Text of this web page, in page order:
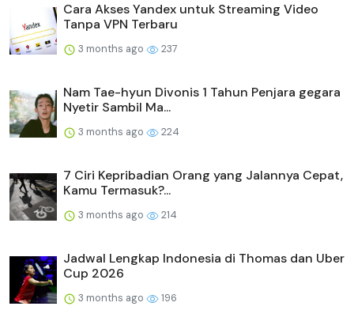
Cara Akses Yandex untuk Streaming Video
Tanpa VPN Terbaru
3 months ago 237
Nam Tae-hyun Divonis 1 Tahun Penjara gegara
Nyetir Sambil Ma...
3 months ago 224
7 Ciri Kepribadian Orang yang Jalannya Cepat,
Kamu Termasuk?...
3 months ago 214
Jadwal Lengkap Indonesia di Thomas dan Uber
Cup 2026
3 months ago 196